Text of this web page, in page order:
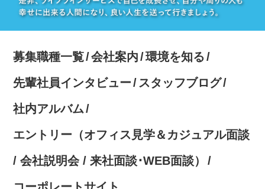
募集職種一覧 会社案内
環境を知る
先輩社員インタビュー
スタッフブログ
社内アルバム
エントリー（オフィス見学＆カジュアル面談
/ 会社説明会 / 来社面談･WEB面談）